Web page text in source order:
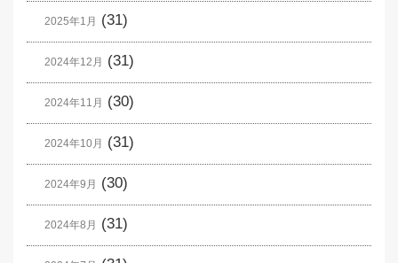
2025年1月 (31)
2024年12月 (31)
2024年11月 (30)
2024年10月 (31)
2024年9月 (30)
2024年8月 (31)